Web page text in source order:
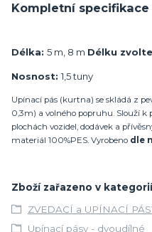
Kompletní specifikace
Délka: 5 m, 8 m Délku
Nosnost: 1,5 tuny
Upínací pás (kurtna) se skládá z
0,3m) a volného popruhu. Slouží
plochách vozidel, dodávek a
materiál 100%PES. Vyrobeno dle
Zboží zařazeno v
ZVEDACÍ a UPÍNACÍ
Upínací pásy - dvoudílné